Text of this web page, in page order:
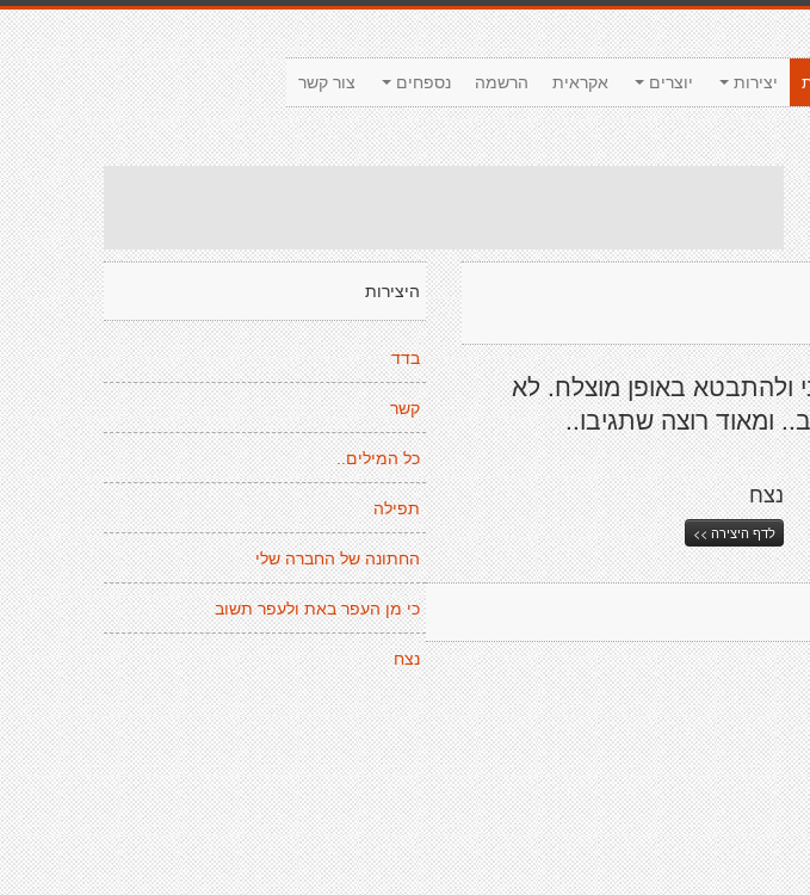
צור קשר נספחים הרשמה אקראית יוצרים יצירות
היצירות
בדד
קשר
כל המילים..
תפילה
החתונה של החברה שלי
כי מן העפר באת ולעפר תשוב
נצח
ולהתבטא באופן מוצלח. לא
ומאוד רוצה שתגיבו..
נצח
לדף היצירה >>